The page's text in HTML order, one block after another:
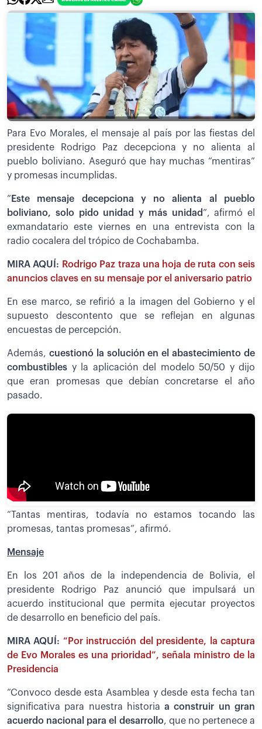
Para Evo Morales, el mensaje al país por las fiestas del
presidente Rodrigo Paz decepciona y no alienta al
pueblo boliviano. Aseguró que hay muchas “mentiras”
y promesas incumplidas.
” Este mensaje decepciona y no alienta al pueblo
boliviano, solo pido unidad y más unidad ”, afirmó el
exmandatario este viernes en una entrevista con la
radio cocalera del trópico de Cochabamba.
MIRA AQUÍ: Rodrigo Paz traza una hoja de ruta con seis
anuncios claves en su mensaje por el aniversario patrio
En ese marco, se refirió a la imagen del Gobierno y el
supuesto descontento que se reflejan en algunas
encuestas de percepción.
Además, cuestionó la solución en el abastecimiento de
combustibles y la aplicación del modelo 50/50 y dijo
que eran promesas que debían concretarse el año
pasado.
“Tantas mentiras, todavía no estamos tocando las
promesas, tantas promesas”, afirmó.
Mensaje
En los 201 años de la independencia de Bolivia, el
presidente Rodrigo Paz anunció que impulsará un
acuerdo institucional que permita ejecutar proyectos
de desarrollo en beneficio del país.
MIRA AQUÍ: “Por instrucción del presidente, la captura
de Evo Morales es una prioridad”, señala ministro de la
Presidencia
”Convoco desde esta Asamblea y desde esta fecha tan
significativa para nuestra historiaa construir un gran
acuerdo nacional para el desarrollo, que no pertenece a